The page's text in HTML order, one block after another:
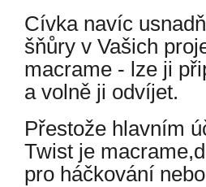
Cívka navíc
šňůry v Vašich
macrame - lze ji
a volně ji odvíjet.
Přestože hlavním
Twist je
pro háčkování